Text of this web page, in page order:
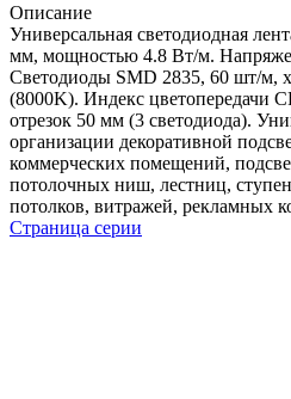
Описание
Универсальная светодиодная
мм, мощностью 4.8 Вт/м.
Светодиоды SMD 2835, 60 шт/м,
(8000K). Индекс цветопередачи
отрезок 50 мм (3 светодиода).
организации декоративной
коммерческих помещений,
потолочных ниш, лестниц,
потолков, витражей, рекламных
Страница серии